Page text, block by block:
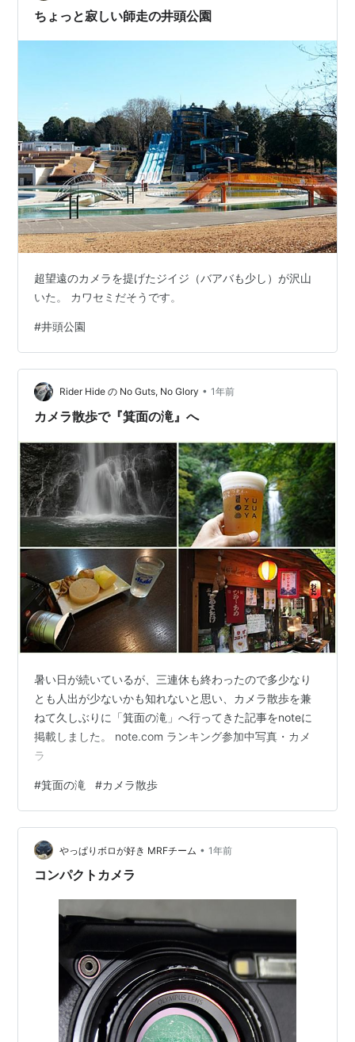
ちょっと寂しい師走の井頭公園
超望遠のカメラを提げたジイジ（バアバも少し）が沢山
いた。 カワセミだそうです。
#井頭公園
Rider Hide の No Guts, No Glory • 1年前
カメラ散歩で『箕面の滝』へ
暑い日が続いているが、三連休も終わったので多少なり
とも人出が少ないかも知れないと思い、カメラ散歩を兼
ねて久しぶりに「箕面の滝」へ行ってきた記事をnoteに
掲載しました。 note.com ランキング参加中写真・カメ
ラ
#箕面の滝 #カメラ散歩
やっぱりボロが好き MRFチーム • 1年前
コンパクトカメラ